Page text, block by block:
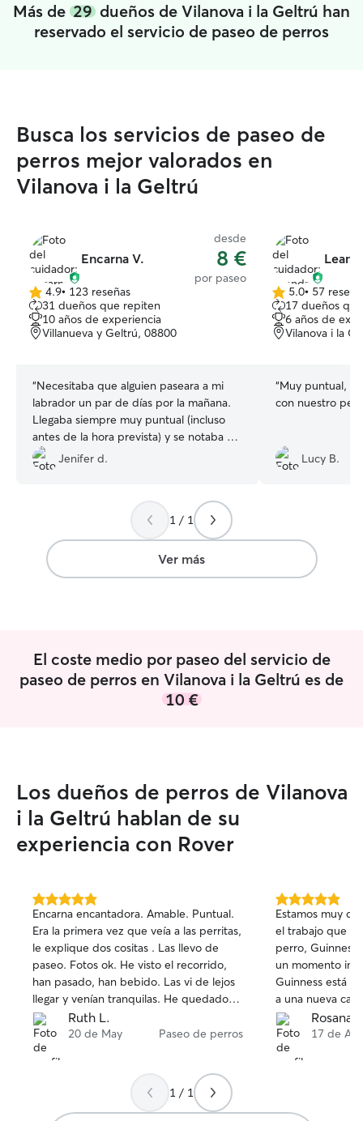
Más de 29 dueños de Vilanova i la Geltrú han
reservado el servicio de paseo de perros
Busca los servicios de paseo de
perros mejor valorados en
Vilanova i la Geltrú
Encarna V.
desde
8 €
por paseo
4.9
de
5
estrellas
4.9• 123 reseñas
31 dueños que repiten
10 años de experiencia
Villanueva y Geltrú, 08800
“Necesitaba que alguien paseara a mi
labrador un par de días por la mañana.
Llegaba siempre muy puntual (incluso
antes de la hora prevista) y se notaba a
la vuelta que Sherlock se lo había pasado
pipa, feliz y cansado. Muy maja además,
Jenifer d.
5.0
de
5
estrellas
5.0• 57
17 dueños
6 años de
Vilanova i la
“Muy puntual,
con nuestro
Lucy B.
1 / 1
Ver más
El coste medio por paseo del servicio de
paseo de perros en Vilanova i la Geltrú es de
10 €
Los dueños de perros de Vilanova
i la Geltrú hablan de su
experiencia con Rover
5.0
de
5
estrellas
Encarna encantadora. Amable. Puntual.
Era la primera vez que veía a las perritas,
le explique dos cositas . Las llevo de
paseo. Fotos ok. He visto el recorrido,
han pasado, han bebido. Las vi de lejos
llegar y venían tranquilas. He quedado
muy contenta. Volveré a cogerla cuando
venga a Vilanova y la necesite.
Ruth L.
20 de May Paseo de perros
5.0
de
5
estrellas
Estamos muy
el trabajo que
perro,
un momento
Guinness está
a una nueva
diferente, y
demostrado
profesionalidad. Valoramos
de los perros y
Rosana
17 de Apr
1 / 1